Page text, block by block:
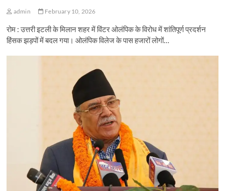
admin February 10, 2026
रोम : उत्तरी इटली के मिलान शहर में विंटर ओलंपिक के विरोध में शांतिपूर्ण प्रदर्शन
हिंसक झड़पों में बदल गया। ओलंपिक विलेज के पास हजारों लोगों…